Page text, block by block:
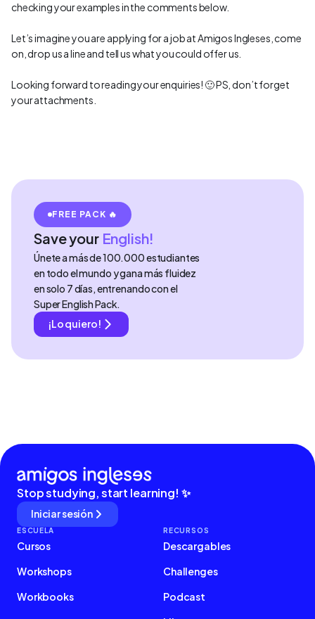
checking your examples in the comments below.
Let’s imagine you are applying for a job at Amigos Ingleses, come
on, drop us a line and tell us what you could offer us.
Looking forward to reading your enquiries! 🙂 PS, don’t forget
your attachments.
FREE PACK 🔥
Save your English!
Únete a más de 100.000 estudiantes
en todo el mundo y gana más fluidez
en solo 7 días, entrenando con el
Super English Pack.
¡Lo quiero!
Stop studying, start learning! ✨
Iniciar sesión
ESCUELA
Cursos
Workshops
Workbooks
RECURSOS
Descargables
Challenges
Podcast